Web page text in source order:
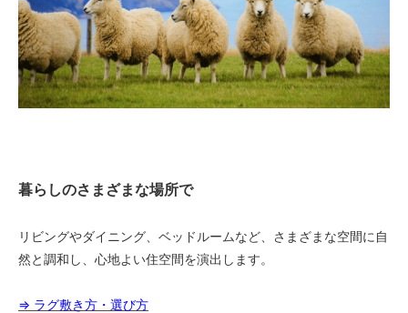
暮らしのさまざまな場所で
リビングやダイニング、ベッドルームなど、さまざまな空間に自
然と調和し、心地よい住空間を演出します。
⇒ ラグ敷き方・選び方